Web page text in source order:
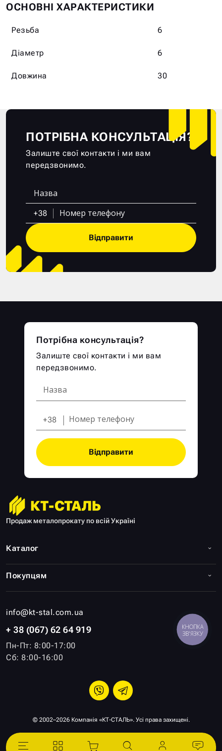
ОСНОВНІ ХАРАКТЕРИСТИКИ
Резьба 6
Діаметр 6
Довжина 30
ПОТРІБНА КОНСУЛЬТАЦІЯ?
Залиште свої контакти і ми вам
передзвонимо.
+38
Відправити
Продаж металопрокату по всій Україні
info@kt-stal.com.ua
+ 38 (067) 62 64 919
Пн-Пт: 8:00-17:00
Сб: 8:00-16:00
Каталог
Покупцям
Потрібна консультація?
Залиште свої контакти і ми вам
передзвонимо.
+38
Відправити
© 2002–2026 Компанія «КТ-СТАЛЬ». Усі права захищені.
КНОПКА
ЗВ'ЯЗКУ